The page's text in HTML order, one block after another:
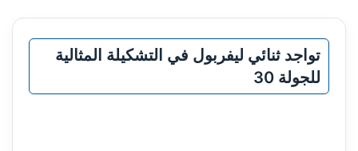
تواجد ثنائي ليفربول في التشكيلة المثالية
للجولة 30